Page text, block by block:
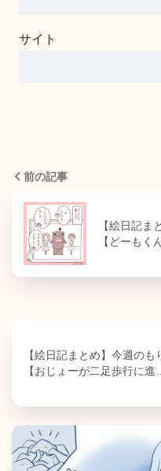
サイト
前の記事
【絵日記ま
【どーも
【絵日記まとめ】今週のも
【おじょーが二足歩行に進